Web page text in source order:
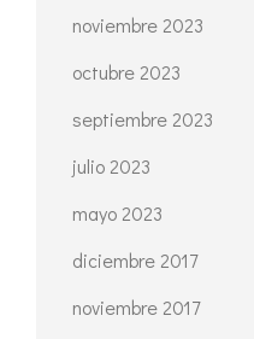
noviembre 2023
octubre 2023
septiembre 2023
julio 2023
mayo 2023
diciembre 2017
noviembre 2017